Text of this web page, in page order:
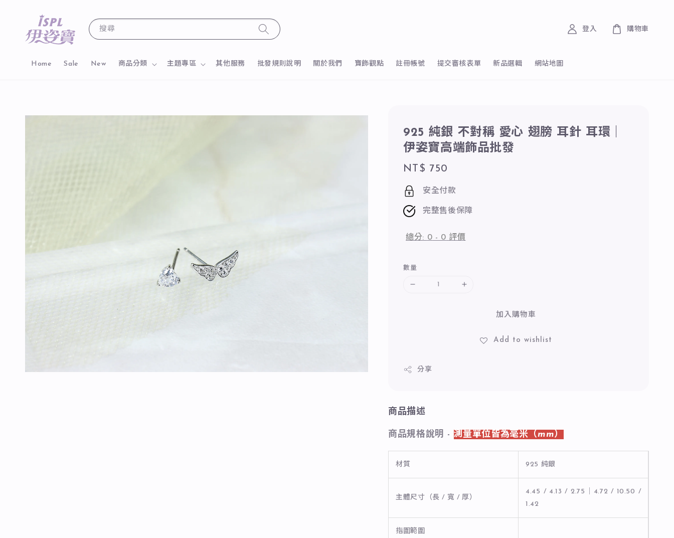
搜尋
Home Sale New 商品分類 主題專區 其他服務 批發規則說明 關於我們 寶飾觀點 註冊帳號 提交審核表單 新品選輯 網站地圖
登入 購物車
925 純銀 不對稱 愛心 翅膀 耳針 耳環｜
伊姿寶高端飾品批發
Regular
price
NT$ 750
安全付款
完整售後保障
總分: 0 - 0 評價
數量
加入購物車
Add to wishlist
分享
商品描述
商品規格說明 - 測量單位皆為毫米（mm）
材質 925 純銀
主體尺寸（長 / 寬 / 厚）
4.45 / 4.13 / 2.75｜4.72 / 10.50 /
1.42
指圍範圍